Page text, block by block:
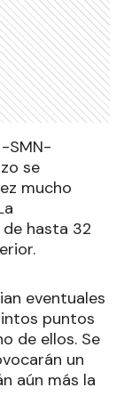
SMN-
se
mucho
hasta 32
eventuales
puntos
de ellos. Se
un
aún más la